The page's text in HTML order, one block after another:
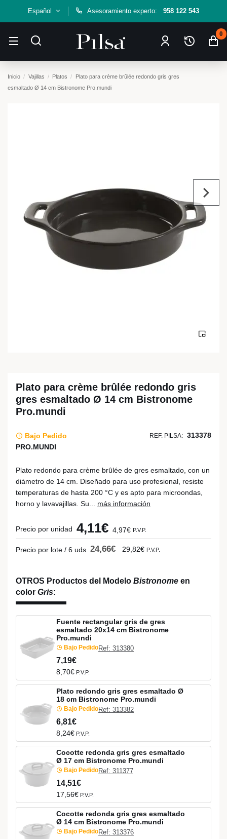
Español Asesoramiento experto: 958 122 543
0
Inicio Vajillas Platos
Plato para crème brûlée redondo gris gres
esmaltado Ø 14 cm Bistronome Pro.mundi
Plato para crème brûlée redondo gris
gres esmaltado Ø 14 cm Bistronome
Pro.mundi
Bajo Pedido REF. PILSA: 313378
PRO.MUNDI
Plato redondo para crème brûlée de gres esmaltado, con un
diámetro de 14 cm. Diseñado para uso profesional, resiste
temperaturas de hasta 200 °C y es apto para microondas,
horno y lavavajillas. Su... más información
Precio por unidad 4,11€ 4,97€ P.V.P.
Precio por lote / 6 uds 24,66€ 29,82€ P.V.P.
OTROS Productos del Modelo Bistronome en
color Gris:
Fuente rectangular gris de gres
esmaltado 20x14 cm Bistronome
Pro.mundi
Bajo PedidoRef: 313380
7,19€
8,70€ P.V.P.
Plato redondo gris gres esmaltado Ø
18 cm Bistronome Pro.mundi
Bajo PedidoRef: 313382
6,81€
8,24€ P.V.P.
Cocotte redonda gris gres esmaltado
Ø 17 cm Bistronome Pro.mundi
Bajo PedidoRef: 311377
14,51€
17,56€ P.V.P.
Cocotte redonda gris gres esmaltado
Ø 14 cm Bistronome Pro.mundi
Bajo PedidoRef: 313376